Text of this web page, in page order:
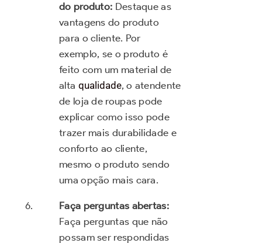
do produto: Destaque as
vantagens do produto
para o cliente. Por
exemplo, se o produto é
feito com um material de
alta qualidade, o atendente
de loja de roupas pode
explicar como isso pode
trazer mais durabilidade e
conforto ao cliente,
mesmo o produto sendo
uma opção mais cara.
Faça perguntas abertas:
Faça perguntas que não
possam ser respondidas